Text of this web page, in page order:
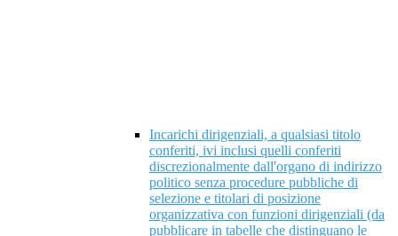
Incarichi dirigenziali, a qualsiasi titolo
conferiti, ivi inclusi quelli conferiti
discrezionalmente dall'organo di indirizzo
politico senza procedure pubbliche di
selezione e titolari di posizione
organizzativa con funzioni dirigenziali (da
pubblicare in tabelle che distinguano le